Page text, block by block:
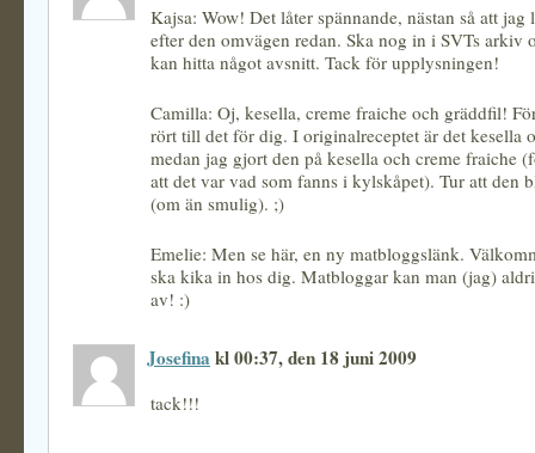
Kajsa: Wow! Det låter spännande, nästan så att jag
efter den omvägen redan. Ska nog in i SVTs arkiv
kan hitta något avsnitt. Tack för upplysningen!
Camilla: Oj, kesella, creme fraiche och gräddfil!
rört till det för dig. I originalreceptet är det kesella
medan jag gjort den på kesella och creme fraiche
att det var vad som fanns i kylskåpet). Tur att den
(om än smulig). ;)
Emelie: Men se här, en ny matbloggslänk.
ska kika in hos dig. Matbloggar kan man (jag)
av! :)
Josefina kl 00:37, den 18 juni 2009
tack!!!